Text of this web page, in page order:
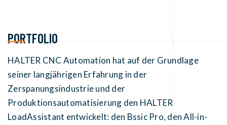
PORTFOLIO
HALTER CNC Automation hat auf der Grundlage
seiner langjährigen Erfahrung in der
Zerspanungsindustrie und der
Produktionsautomatisierung den HALTER
LoadAssistant entwickelt: den Bssic Pro, den All-in-